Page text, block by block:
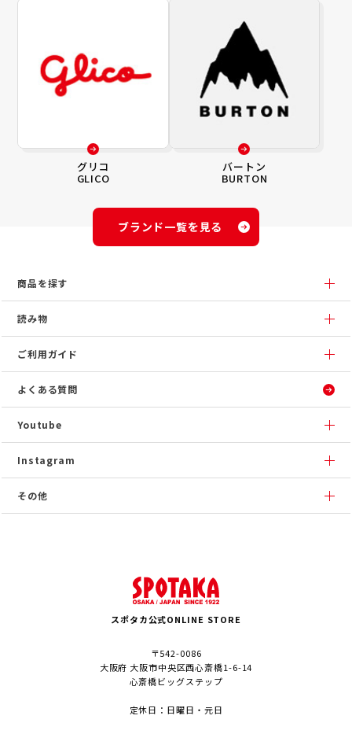
グリコ
GLICO
バートン
BURTON
ブランド一覧を見る
商品を探す
読み物
ご利用ガイド
よくある質問
Youtube
Instagram
その他
スポタカ公式ONLINE STORE
〒542-0086
大阪府 大阪市中央区西心斎橋1-6-14
心斎橋ビッグステップ
定休日：日曜日・元日